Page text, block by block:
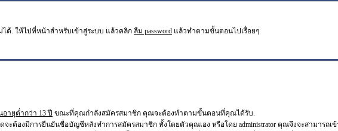
ได้. ให้ไปที่หน้าสำหรับเข้าสู่ระบบ แล้วคลิก ลืม password แล้วทำตามขั้นตอนไปเรื่อยๆ
อายุต่ำกว่า 13 ปี ขณะที่คุณกำลังสมัครสมาชิก คุณจะต้องทำตามขั้นตอนที่คุณได้รับ.
ะต้องมีการยืนยันชื่อบัญชีหลังทำการสมัครสมาชิก ทั้งโดยตัวคุณเอง หรือโดย administrator คุณจึงจะสามาร